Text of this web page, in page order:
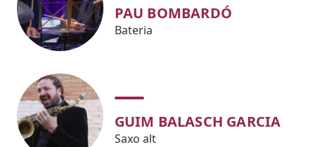
PAU BOMBARDÓ
Bateria
GUIM BALASCH GARCIA
Saxo alt